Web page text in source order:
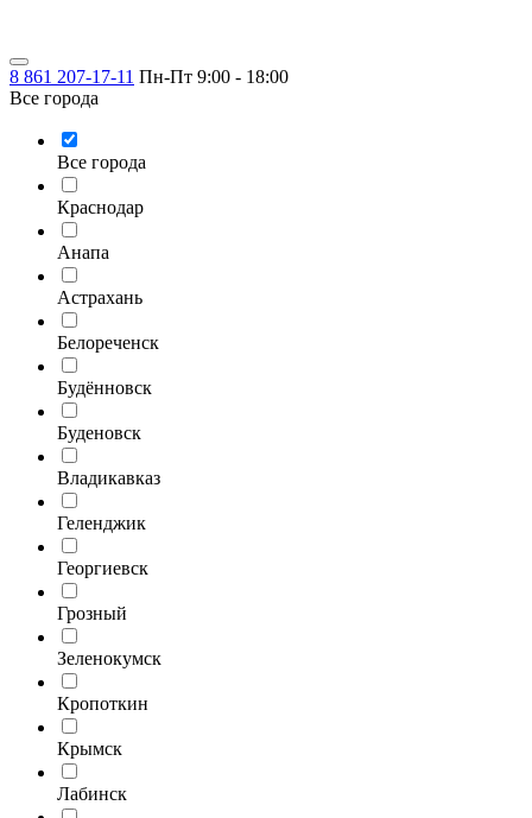
8 861 207-17-11 Пн-Пт 9:00 - 18:00
Все города
Все города
Краснодар
Анапа
Астрахань
Белореченск
Будённовск
Буденовск
Владикавказ
Геленджик
Георгиевск
Грозный
Зеленокумск
Кропоткин
Крымск
Лабинск